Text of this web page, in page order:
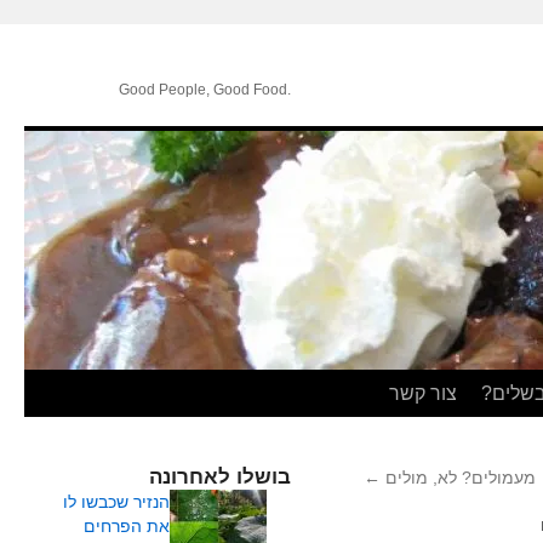
.Good People, Good Food
צור קשר
מעמולים? לא, מולים ← בושלו לאחרונה
הנזיר שכבשו לו
את הפרחים